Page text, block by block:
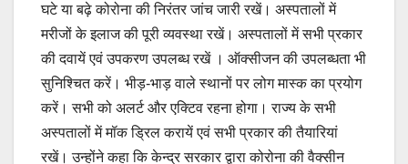
घटे या बढ़े कोरोना की निरंतर जांच जारी रखें। अस्पतालों में
मरीजों के इलाज की पूरी व्यवस्था रखें। अस्पतालों में सभी प्रकार
की दवायें एवं उपकरण उपलब्ध रखें । ऑक्सीजन की उपलब्धता भी
सुनिश्चित करें। भीड़-भाड़ वाले स्थानों पर लोग मास्क का प्रयोग
करें। सभी को अलर्ट और एक्टिव रहना होगा। राज्य के सभी
अस्पतालों में मॉक ड्रिल करायें एवं सभी प्रकार की तैयारियां
रखें। उन्होंने कहा कि केन्द्र सरकार द्वारा कोरोना की वैक्सीन